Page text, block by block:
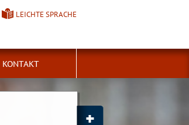
LEICHTE SPRACHE
KONTAKT